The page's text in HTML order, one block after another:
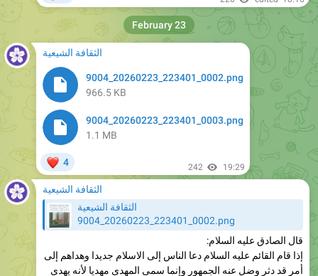
الثقافة الشيعية
9004_20260223_223401_0002.png
9004_20260223_223401_0003.png
الثقافة الشيعية
الثقافة الشيعية
9004_20260223_223401_0002.png
إذا قام القائم عليه السلام دعا الناس إلى الاسلام جديدا وهداهم إلى
أمر قد دثر وضل عنه الجمهور وإنما سمى المهدى مهديا لأنه يهدى
إلى أمر مضلول عنه وسمى القائم لقيامه بالحق
الإرشاد - الشيخ المفيد - ج ٢ - ص ٣٨٣